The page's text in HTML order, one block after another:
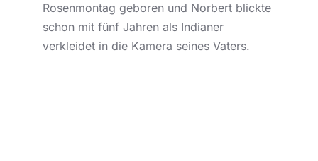
Rosenmontag geboren und Norbert blickte
schon mit fünf Jahren als Indianer
verkleidet in die Kamera seines Vaters.